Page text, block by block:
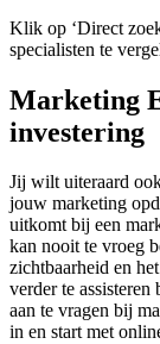
Klik op ‘Direct
specialisten te
Marketing
investering
Jij wilt uiteraard
jouw marketing
uitkomt bij een
kan nooit te vroeg
zichtbaarheid en
verder te
aan te vragen bij
in en start met